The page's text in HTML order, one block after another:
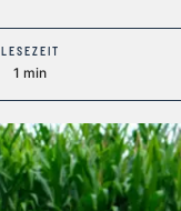
LESEZEIT
1 min